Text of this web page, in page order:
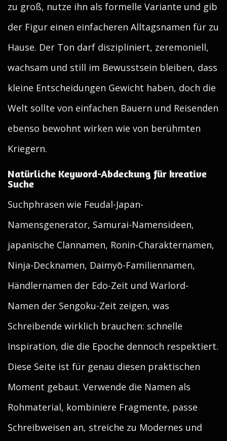
zu groß, nutze ihn als formelle Variante und gib
der Figur einen einfacheren Alltagsnamen für zu
Hause. Der Ton darf diszipliniert, zeremoniell,
wachsam und still im Bewusstsein bleiben, dass
kleine Entscheidungen Gewicht haben, doch die
Welt sollte von einfachen Bauern und Reisenden
ebenso bewohnt wirken wie von berühmten
Kriegern.
Natürliche Keyword-Abdeckung für kreative
Suche
Suchphrasen wie Feudal-Japan-
Namensgenerator, Samurai-Namensideen,
japanische Clannamen, Ronin-Charakternamen,
Ninja-Decknamen, Daimyō-Familiennamen,
Händlernamen der Edo-Zeit und Warlord-
Namen der Sengoku-Zeit zeigen, was
Schreibende wirklich brauchen: schnelle
Inspiration, die die Epoche dennoch respektiert.
Diese Seite ist für genau diesen praktischen
Moment gebaut. Verwende die Namen als
Rohmaterial, kombiniere Fragmente, passe
Schreibweisen an, streiche zu Modernes und